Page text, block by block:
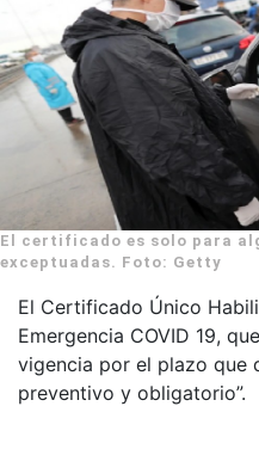
El certificado es solo para
exceptuadas. Foto: Getty
El Certificado Único
Emergencia COVID 19,
vigencia por el plazo que
preventivo y obligatorio”.